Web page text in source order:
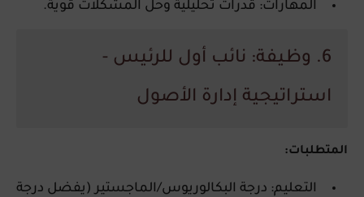
المهارات: قدرات تحليلية وحل المشكلات قوية.
6. وظيفة: نائب أول للرئيس -
استراتيجية إدارة الأصول
المتطلبات:
التعليم: درجة البكالوريوس/الماجستير (يفضل درجة